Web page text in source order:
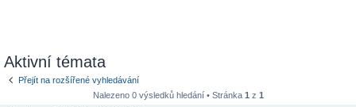
Aktivní témata
Přejít na rozšířené vyhledávání
Nalezeno 0 výsledků hledání • Stránka 1 z 1